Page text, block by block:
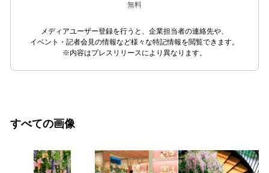
無料
メディアユーザー登録を行うと、企業担当者の連絡先や、
イベント・記者会見の情報など様々な特記情報を閲覧できます。
※内容はプレスリリースにより異なります。
すべての画像